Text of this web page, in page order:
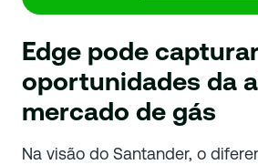
Edge pode
oportunidades da
mercado de gás
Na visão do Santander, o